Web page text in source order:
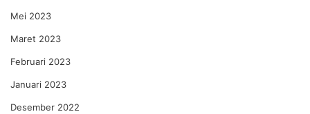
Mei 2023
Maret 2023
Februari 2023
Januari 2023
Desember 2022